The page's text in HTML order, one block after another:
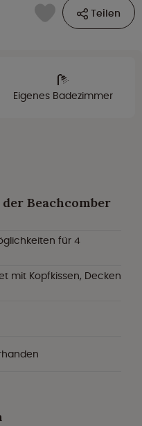
Teilen
Eigenes Badezimmer
Beachcomber
für 4
mit Kopfkissen, Decken